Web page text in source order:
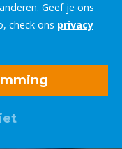
Geef je ons
check ons privacy